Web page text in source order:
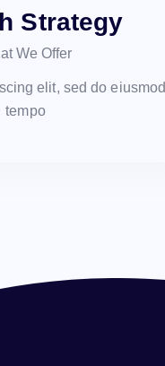
Strategy
We Offer
elit, sed do eiusmod
tempo